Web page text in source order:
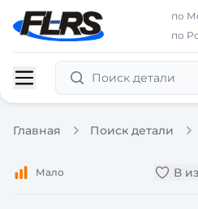
по
по
Поиск детали
Главная Поиск детали
Мало В